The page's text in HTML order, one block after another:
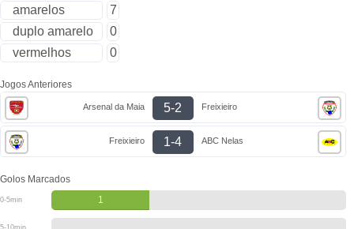
amarelos
7
duplo amarelo
0
vermelhos
0
Jogos Anteriores
Arsenal da Maia 5-2 Freixieiro
Freixieiro 1-4 ABC Nelas
Golos Marcados
0-5min 1
5-10min